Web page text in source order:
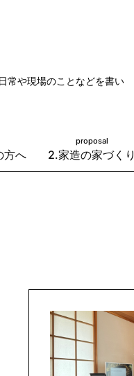
常や現場のことなどを書い
方へ
proposal
2.家造の家づくり